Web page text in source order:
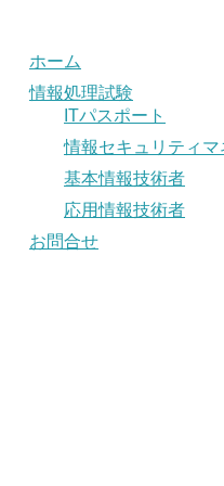
ホーム
情報処理試験
ITパスポート
情報セキュリティマ
基本情報技術者
応用情報技術者
お問合せ